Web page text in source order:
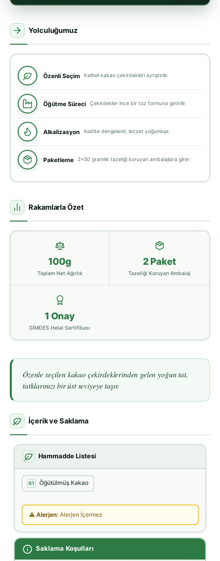
Yolculuğumuz
Özenli Seçim Kaliteli kakao çekirdekleri ayrıştırılır.
Öğütme Süreci Çekirdekler ince bir toz formuna getirilir.
Alkalizasyon Asidite dengelenir, lezzet yoğunlaşır.
Paketleme 2x50 gramlık tazeliği koruyan ambalajlara girer.
Rakamlarla Özet
100g
Toplam Net Ağırlık
2 Paket
Tazeliği Koruyan Ambalaj
1 Onay
GİMDES Helal Sertifikası
Özenle seçilen kakao çekirdeklerinden gelen yoğun tat,
tatlılarınızı bir üst seviyeye taşır.
İçerik ve Saklama
Hammadde Listesi
01 Öğütülmüş Kakao
⚠ Alerjen: Alerjen İçermez
Saklama Koşulları